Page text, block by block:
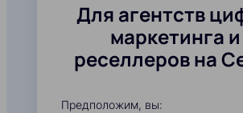
Для агентств
маркетинга и
реселлеров на
Предположим, вы: